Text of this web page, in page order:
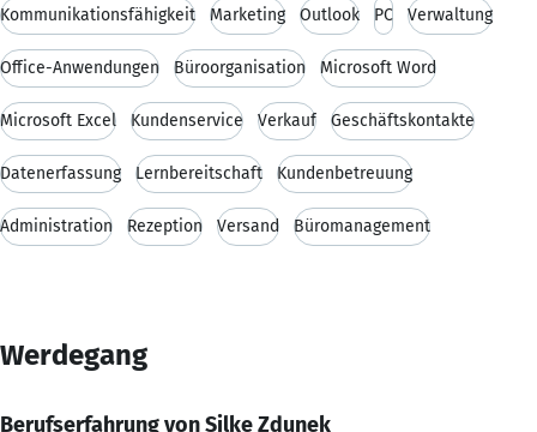
Kommunikationsfähigkeit Marketing Outlook PC Verwaltung
Office-Anwendungen Büroorganisation Microsoft Word
Microsoft Excel Kundenservice Verkauf Geschäftskontakte
Datenerfassung Lernbereitschaft Kundenbetreuung
Administration Rezeption Versand Büromanagement
Werdegang
Berufserfahrung von Silke Zdunek